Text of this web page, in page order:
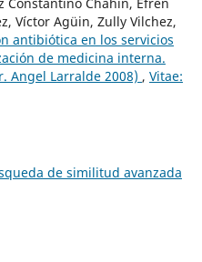
Víctor Agüin, Zully Vilchez,
antibiótica en los servicios
de medicina interna.
Angel Larralde 2008) , Vitae:
de similitud avanzada